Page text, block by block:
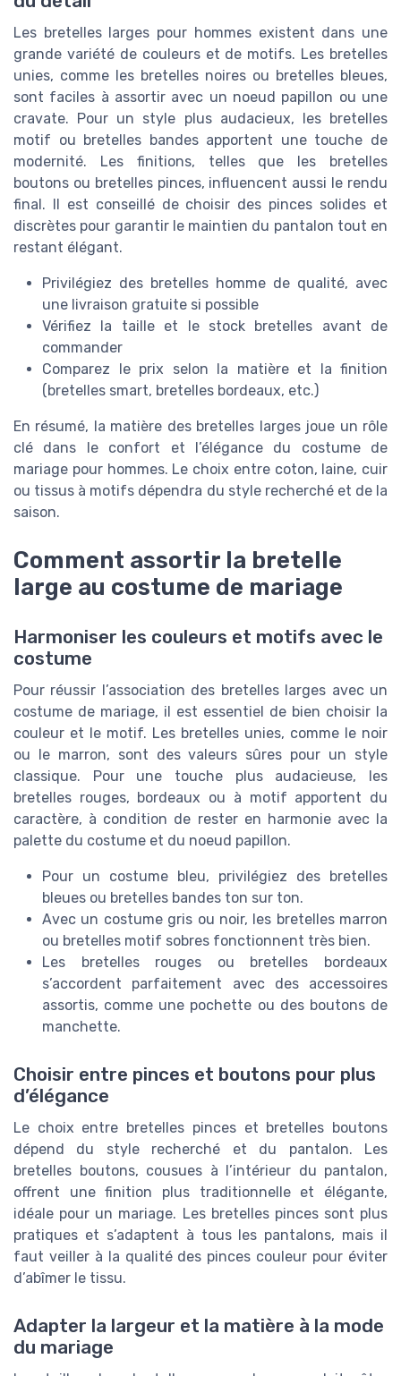
Les bretelles larges pour hommes existent dans une
grande variété de couleurs et de motifs. Les bretelles
unies, comme les bretelles noires ou bretelles bleues,
sont faciles à assortir avec un noeud papillon ou une
cravate. Pour un style plus audacieux, les bretelles
motif ou bretelles bandes apportent une touche de
modernité. Les finitions, telles que les bretelles
boutons ou bretelles pinces, influencent aussi le rendu
final. Il est conseillé de choisir des pinces solides et
discrètes pour garantir le maintien du pantalon tout en
restant élégant.
Privilégiez des bretelles homme de qualité, avec
une livraison gratuite si possible
Vérifiez la taille et le stock bretelles avant de
commander
Comparez le prix selon la matière et la finition
(bretelles smart, bretelles bordeaux, etc.)
En résumé, la matière des bretelles larges joue un rôle
clé dans le confort et l’élégance du costume de
mariage pour hommes. Le choix entre coton, laine, cuir
ou tissus à motifs dépendra du style recherché et de la
saison.
Comment assortir la bretelle
large au costume de mariage
Harmoniser les couleurs et motifs avec le
costume
Pour réussir l’association des bretelles larges avec un
costume de mariage, il est essentiel de bien choisir la
couleur et le motif. Les bretelles unies, comme le noir
ou le marron, sont des valeurs sûres pour un style
classique. Pour une touche plus audacieuse, les
bretelles rouges, bordeaux ou à motif apportent du
caractère, à condition de rester en harmonie avec la
palette du costume et du noeud papillon.
Pour un costume bleu, privilégiez des bretelles
bleues ou bretelles bandes ton sur ton.
Avec un costume gris ou noir, les bretelles marron
ou bretelles motif sobres fonctionnent très bien.
Les bretelles rouges ou bretelles bordeaux
s’accordent parfaitement avec des accessoires
assortis, comme une pochette ou des boutons de
manchette.
Choisir entre pinces et boutons pour plus
d’élégance
Le choix entre bretelles pinces et bretelles boutons
dépend du style recherché et du pantalon. Les
bretelles boutons, cousues à l’intérieur du pantalon,
offrent une finition plus traditionnelle et élégante,
idéale pour un mariage. Les bretelles pinces sont plus
pratiques et s’adaptent à tous les pantalons, mais il
faut veiller à la qualité des pinces couleur pour éviter
d’abîmer le tissu.
Adapter la largeur et la matière à la mode
du mariage